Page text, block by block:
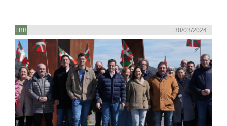
EBB 30/03/2024